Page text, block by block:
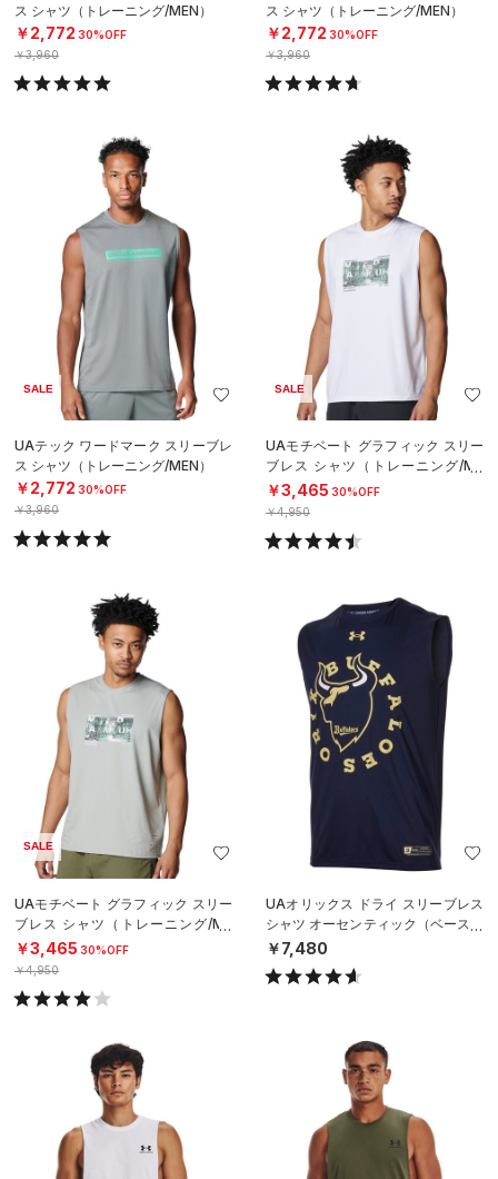
ス シャツ（トレーニング/MEN）
￥2,772 30%OFF
￥3,960
ス シャツ（トレーニング/MEN）
￥2,772 30%OFF
￥3,960
SALE
UAテック ワードマーク スリーブレ
ス シャツ（トレーニング/MEN）
￥2,772 30%OFF
￥3,960
SALE
UAモチベート グラフィック スリー
ブレス シャツ（トレーニング/ME
N）
￥3,465 30%OFF
￥4,950
SALE
UAモチベート グラフィック スリー
ブレス シャツ（トレーニング/ME
N）
￥3,465 30%OFF
￥4,950
UAオリックス ドライ スリーブレス
シャツ オーセンティック（ベースボ
ール/MEN）
￥7,480